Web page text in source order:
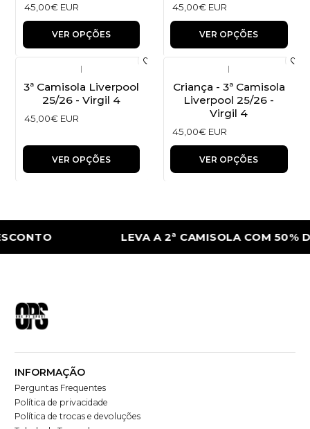
45,00€ EUR
VER OPÇÕES
45,00€ EUR
VER OPÇÕES
3ª Camisola Liverpool
25/26 - Virgil 4
45,00€ EUR
VER OPÇÕES
Criança - 3ª Camisola
Liverpool 25/26 -
Virgil 4
45,00€ EUR
VER OPÇÕES
LEVA A 2ª CAMISOLA COM 50% DE
INFORMAÇÃO
Perguntas Frequentes
Política de privacidade
Política de trocas e devoluções